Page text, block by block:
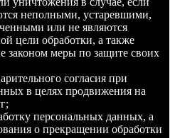
неполными, устаревшими,
или не являются
цели обработки, а также
законом меры по защите своих
согласия при
в целях продвижения на
персональных данных, а
о прекращении обработки